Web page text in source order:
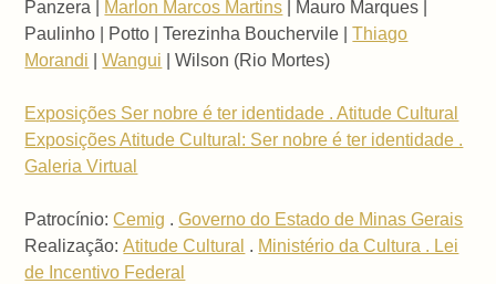
Panzera | Marlon Marcos Martins | Mauro Marques |
Paulinho | Potto | Terezinha Bouchervile |Thiago
Morandi |Wangui | Wilson (Rio Mortes)
Exposições Ser nobre é ter identidade . Atitude Cultural
Exposições Atitude Cultural: Ser nobre é ter identidade .
Galeria Virtual
Patrocínio:Cemig .Governo do Estado de Minas Gerais
Realização:Atitude Cultural . Ministério da Cultura . Lei
de Incentivo Federal